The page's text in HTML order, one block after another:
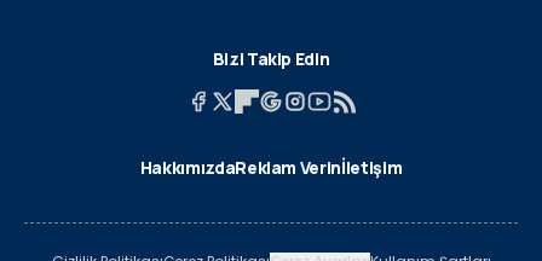
Bizi Takip Edin
HakkımızdaReklam Verinİletişim